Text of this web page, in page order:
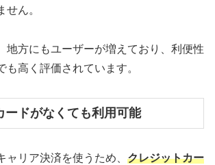
せん。
地方にもユーザーが増えており、利便性
も高く評価されています。
ードがなくても利用可能
ャリア決済を使うため、 クレジットカー